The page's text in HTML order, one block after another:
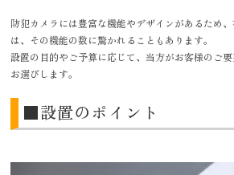
防犯カメラには豊富な機能やデザインがあるため
は、その機能の数に驚かれることもあります。
設置の目的やご予算に応じて、当方がお客様のご
お選びします。
■設置のポイント